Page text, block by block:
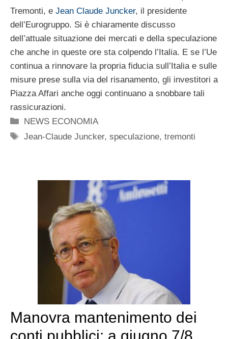
Tremonti, e Jean Claude Juncker, il presidente
dell’Eurogruppo. Si è chiaramente discusso
dell’attuale situazione dei mercati e della speculazione
che anche in queste ore sta colpendo l’Italia. E se l’Ue
continua a rinnovare la propria fiducia sull’Italia e sulle
misure prese sulla via del risanamento, gli investitori a
Piazza Affari anche oggi continuano a snobbare tali
rassicurazioni.
Categorie
NEWS ECONOMIA
Tag
Jean-Claude Juncker,speculazione,tremonti
Manovra mantenimento dei